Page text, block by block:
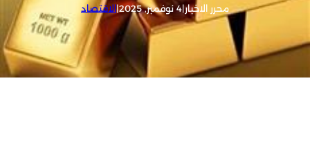
محرر الاخبار|4 نوفمبر, 2025 |الاقتصاد